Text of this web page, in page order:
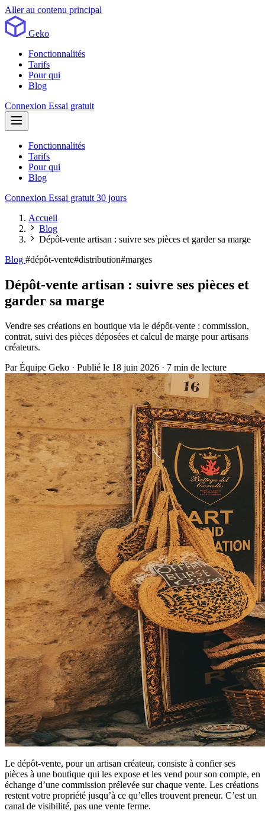
Aller au contenu principal
Geko
Fonctionnalités
Tarifs
Pour qui
Blog
Connexion Essai gratuit
Fonctionnalités
Tarifs
Pour qui
Blog
Connexion Essai gratuit 30 jours
Accueil
Blog
Dépôt-vente artisan : suivre ses pièces et garder sa marge
Blog #dépôt-vente#distribution#marges
Dépôt-vente artisan : suivre ses pièces et
garder sa marge
Vendre ses créations en boutique via le dépôt-vente : commission,
contrat, suivi des pièces déposées et calcul de marge pour artisans
créateurs.
ParÉquipe Geko · Publié le 18 juin 2026 · 7 min de lecture
Le dépôt-vente, pour un artisan créateur, consiste à confier ses
pièces à une boutique qui les expose et les vend pour son compte, en
échange d’une commission prélevée sur chaque vente. Les créations
restent votre propriété jusqu’à ce qu’elles trouvent preneur. C’est un
canal de visibilité, pas une vente ferme.